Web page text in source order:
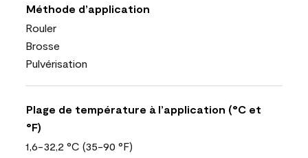
Méthode d’application
Rouler
Brosse
Pulvérisation
Plage de température à l’application (°C et
°F)
1,6-32,2 °C (35-90 °F)